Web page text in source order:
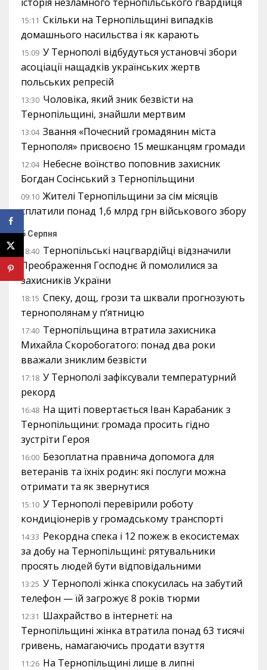
15:11 Скільки на Тернопільщині випадків
домашнього насильства і як карають
15:09 У Тернополі відбудуться установчі збори
асоціації нащадків українських жертв
польських репресій
13:30 Чоловіка, який зник безвісти на
Тернопільщині, знайшли мертвим
13:04 Звання «Почесний громадянин міста
Тернополя» присвоєно 15 мешканцям громади
12:04 Небесне воїнство поповнив захисник
Богдан Сосінський з Тернопільщини
09:10 Жителі Тернопільщини за сім місяців
сплатили понад 1,6 млрд грн військового збору
6 Серпня
18:40 Тернопільські нацгвардійці відзначили
Преображення Господнє й помолилися за
захисників України
18:15 Спеку, дощ, грози та шквали прогнозують
тернополянам у п’ятницю
17:40 Тернопільщина втратила захисника
Михайла Скоробогатого: понад два роки
вважали зниклим безвісти
17:18 У Тернополі зафіксували температурний
рекорд
16:48 На щиті повертається Іван Карабаник з
Тернопільщини: громада просить гідно
зустріти Героя
16:00 Безоплатна правнича допомога для
ветеранів та їхніх родин: які послуги можна
отримати та як звернутися
15:10 У Тернополі перевірили роботу
кондиціонерів у громадському транспорті
14:33 Рекордна спека і 12 пожеж в екосистемах
за добу на Тернопільщині: рятувальники
просять людей бути відповідальними
13:25 У Тернополі жінка спокусилась на забутий
телефон — їй загрожує 8 років тюрми
12:31 Шахрайство в інтернеті: на
Тернопільщині жінка втратила понад 63 тисячі
гривень, намагаючись продати взуття
11:26 На Тернопільщині лише в липні